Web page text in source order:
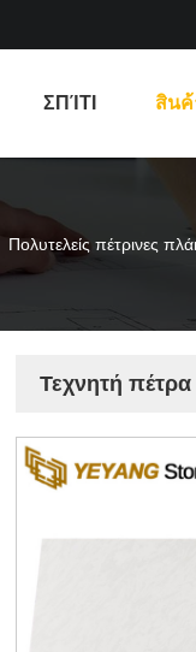
ΣΠΊΤΙ สินค้
Πολυτελείς πέτρινες
Τεχνητή πέτρα